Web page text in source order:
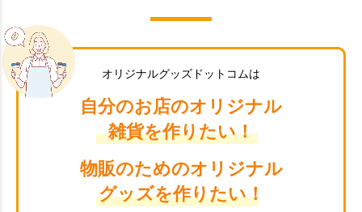
オリジナルグッズドットコムは
自分のお店のオリジナル
雑貨を作りたい！
物販のためのオリジナル
グッズを作りたい！